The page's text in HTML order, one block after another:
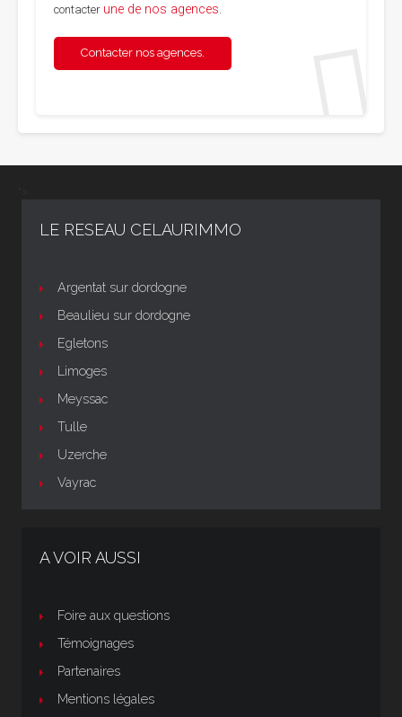
contacter une de nos agences
Contacter nos agences.
LE RESEAU CELAURIMMO
Argentat sur dordogne
Beaulieu sur dordogne
Egletons
Limoges
Meyssac
Tulle
Uzerche
Vayrac
A VOIR AUSSI
Foire aux questions
Témoignages
Partenaires
Mentions légales